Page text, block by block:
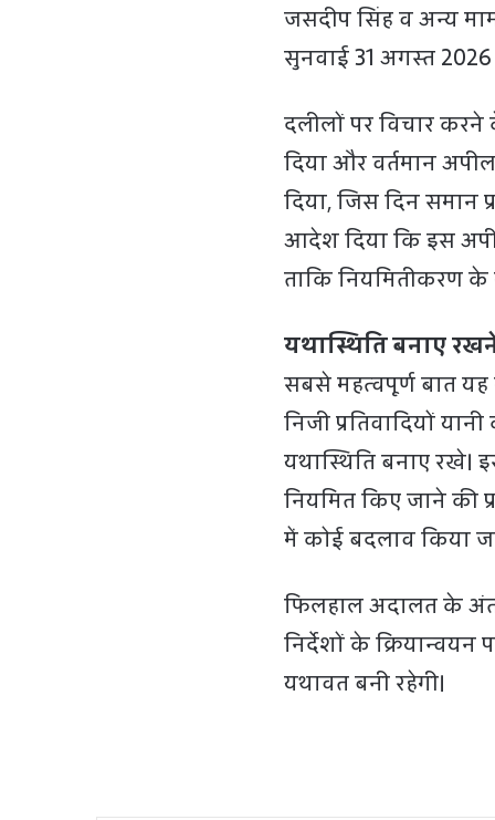
जसदीप सिंह व अन्य
सुनवाई 31 अगस्त 2026
दलीलों पर विचार
दिया और वर्तमान
दिया, जिस दिन समान
आदेश दिया कि इस
ताकि नियमितीकरण के
यथास्थिति बनाए
सबसे महत्वपूर्ण बात
निजी प्रतिवादियों
यथास्थिति बनाए रखे।
नियमित किए जाने की
में कोई बदलाव किया
फिलहाल अदालत के
निर्देशों के
यथावत बनी रहेगी।